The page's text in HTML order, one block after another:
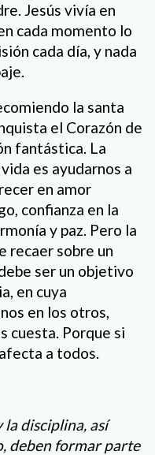
Jesús vivía en
cada momento lo
cada día, y nada
la santa
el Corazón de
fantástica. La
es ayudarnos a
en amor
confianza en la
y paz. Pero la
recaer sobre un
ser un objetivo
en cuya
en los otros,
cuesta. Porque si
a todos.
la disciplina, así
deben formar parte